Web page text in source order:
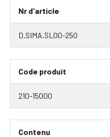
Nr d'article
D.SIMA.SL00-250
Code produit
210-15000
Contenu